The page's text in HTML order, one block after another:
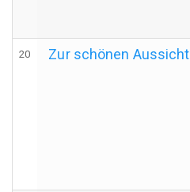
20 Zur schönen Aussicht